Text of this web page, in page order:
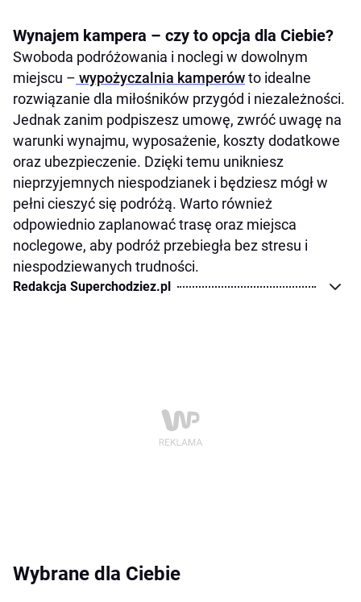
Wynajem kampera – czy to opcja dla Ciebie?
Swoboda podróżowania i noclegi w dowolnym
miejscu – wypożyczalnia kamperówto idealne
rozwiązanie dla miłośników przygód i niezależności.
Jednak zanim podpiszesz umowę, zwróć uwagę na
warunki wynajmu, wyposażenie, koszty dodatkowe
oraz ubezpieczenie. Dzięki temu unikniesz
nieprzyjemnych niespodzianek i będziesz mógł w
pełni cieszyć się podróżą. Warto również
odpowiednio zaplanować trasę oraz miejsca
noclegowe, aby podróż przebiegła bez stresu i
niespodziewanych trudności.
Redakcja Superchodziez.pl
Wybrane dla Ciebie